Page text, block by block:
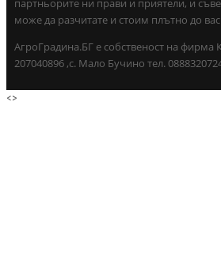
партньорите ни прави и приятели, и
може да разчитате и стоим плътно до
АгроГрадина.БГ е собственост на
207040896 ,с. Мало Бучино тел.
<>